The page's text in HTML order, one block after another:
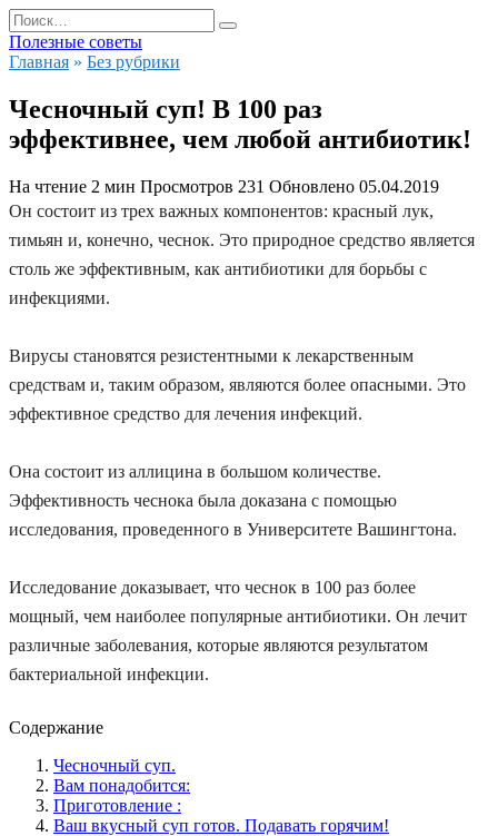
Перейти
к
содержанию
Search
for:
Полезные советы
Главная » Без рубрики
Чесночный суп! В 100 раз
эффективнее, чем любой антибиотик!
На чтение 2 мин Просмотров 231 Обновлено 05.04.2019
Он состоит из трех важных компонентов: красный лук,
тимьян и, конечно, чеснок. Это природное средство является
столь же эффективным, как антибиотики для борьбы с
инфекциями.
Вирусы становятся резистентными к лекарственным
средствам и, таким образом, являются более опасными. Это
эффективное средство для лечения инфекций.
Она состоит из аллицина в большом количестве.
Эффективность чеснока была доказана с помощью
исследования, проведенного в Университете Вашингтона.
Исследование доказывает, что чеснок в 100 раз более
мощный, чем наиболее популярные антибиотики. Он лечит
различные заболевания, которые являются результатом
бактериальной инфекции.
Содержание
Чесночный суп.
Вам понадобится:
Приготовление :
Ваш вкусный суп готов. Подавать горячим!